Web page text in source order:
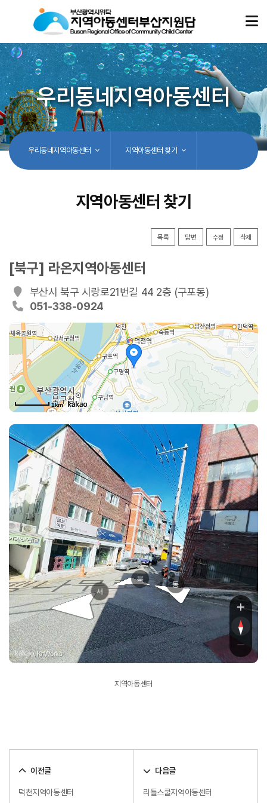
우리동네지역아동센터
우리동네지역아동센터 지역아동센터 찾기
지역아동센터 찾기
목록 답변 수정 삭제
[북구] 라온지역아동센터
부산시 북구 시랑로21번길 44 2층 (구포동)
051-338-0924
1km
나무로30번길
21번길
번길
북
서
동
, KnWorks
지역아동센터
이전글
덕천지역아동센터
다음글
리틀스쿨지역아동센터